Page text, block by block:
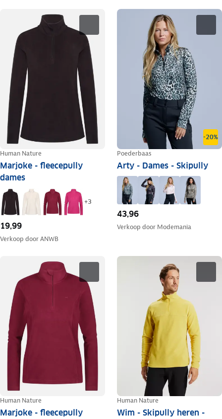
Human Nature
Marjoke - fleecepully
dames
+3
19,99
Verkoop doorANWB
-20%
Poederbaas
Arty - Dames - Skipully
43,96
Verkoop door Modemania
Human Nature
Marjoke - fleecepully
Human Nature
Wim - Skipully heren -